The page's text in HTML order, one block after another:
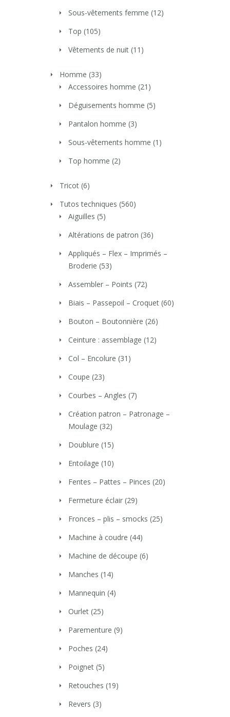
Sous-vêtements femme (12)
Top (105)
Vêtements de nuit (11)
Homme (33)
Accessoires homme (21)
Déguisements homme (5)
Pantalon homme (3)
Sous-vêtements homme (1)
Top homme (2)
Tricot (6)
Tutos techniques (560)
Aiguilles (5)
Altérations de patron (36)
Appliqués – Flex – Imprimés –
Broderie (53)
Assembler – Points (72)
Biais – Passepoil – Croquet (60)
Bouton – Boutonnière (26)
Ceinture : assemblage (12)
Col – Encolure (31)
Coupe (23)
Courbes – Angles (7)
Création patron – Patronage –
Moulage (32)
Doublure (15)
Entoilage (10)
Fentes – Pattes – Pinces (20)
Fermeture éclair (29)
Fronces – plis – smocks (25)
Machine à coudre (44)
Machine de découpe (6)
Manches (14)
Mannequin (4)
Ourlet (25)
Parementure (9)
Poches (24)
Poignet (5)
Retouches (19)
Revers (3)